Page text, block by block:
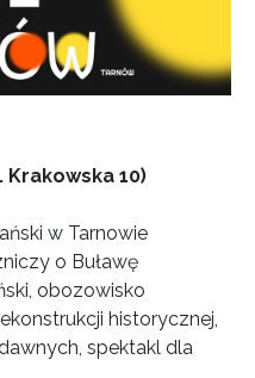
10)
w Tarnowie
o Buławę
obozowisko
historycznej,
spektakl dla